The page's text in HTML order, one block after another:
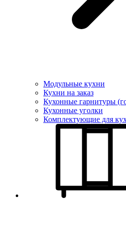
Модульные кухни
Кухни на заказ
Кухонные гарнитуры
Кухонные уголки
Комплектующие для